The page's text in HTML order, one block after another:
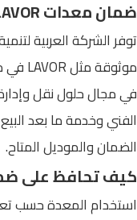
ضمان معدات LAVOR و PIUSI
توفر الشركة العربية
في مجال حلول نقل
الفني وخدمة ما بعد
الضمان والموديل المتاح.
كيف تحافظ على
استخدام المعدة حسب